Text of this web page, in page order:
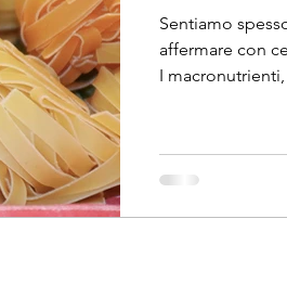
Sentiamo
affermare con
I